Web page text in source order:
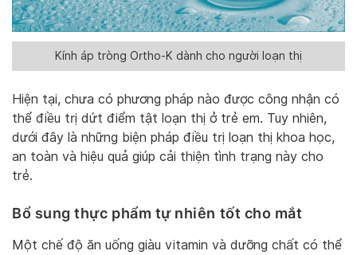
Kính áp tròng Ortho-K dành cho người loạn thị
Hiện tại, chưa có phương pháp nào được công nhận có
thể điều trị dứt điểm tật loạn thị ở trẻ em. Tuy nhiên,
dưới đây là những biện pháp điều trị loạn thị khoa học,
an toàn và hiệu quả giúp cải thiện tình trạng này cho
trẻ.
Bổ sung thực phẩm tự nhiên tốt cho mắt
Một chế độ ăn uống giàu vitamin và dưỡng chất có thể